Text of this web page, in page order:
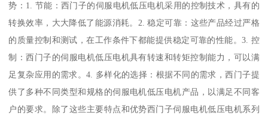
势：1. 节能：西门子的伺服电机低压电机采用的控制技术，具有的
转换效率，大大降低了能源消耗。2. 稳定可靠：这些产品经过严格
的质量控制和测试，在工作条件下都能提供稳定可靠的性能。3. 控
制：西门子的伺服电机低压电机具有转速和转矩控制能力，可以满
足复杂应用的需求。4. 多样化的选择：根据不同的需求，西门子提
供了多种不同类型和规格的伺服电机低压电机产品，以满足不同客
户的要求。除了这些主要特点和优势西门子伺服电机低压电机系列